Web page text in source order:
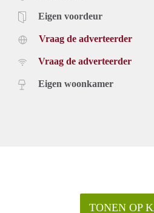
Eigen voordeur
Vraag de adverteerder
Vraag de adverteerder
Eigen woonkamer
TONEN OP